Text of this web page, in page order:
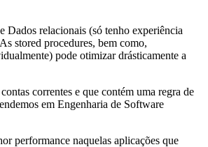
Dados relacionais (só tenho experiência
stored procedures, bem como,
pode otimizar drásticamente a
correntes e que contém uma regra de
em Engenharia de Software
performance naquelas aplicações que